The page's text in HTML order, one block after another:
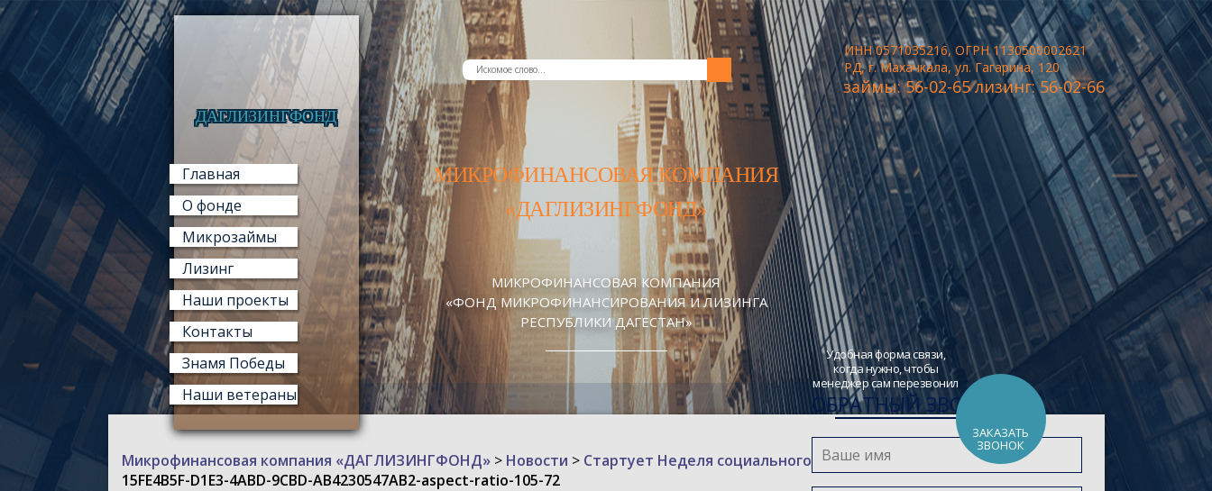
ДАГЛИЗИНГФОНД
Главная
О фонде
Микрозаймы
Лизинг
Наши проекты
Контакты
Знамя Победы
Наши ветераны
ИНН 0571035216, ОГРН 1130500002621
РД, г. Махачкала, ул. Гагарина, 120
займы: 56-02-65 лизинг: 56-02-66
МИКРОФИНАНСОВАЯ КОМПАНИЯ
«ДАГЛИЗИНГФОНД»
МИКРОФИНАНСОВАЯ КОМПАНИЯ
«ФОНД МИКРОФИНАНСИРОВАНИЯ И ЛИЗИНГА
РЕСПУБЛИКИ ДАГЕСТАН»
ЗАКАЗАТЬ
ЗВОНОК
Удобная форма связи,
когда нужно, чтобы
менеджер сам перезвонил
ОБРАТНЫЙ ЗВОНОК
Микрофинансовая компания «ДАГЛИЗИНГФОНД»> Новости > Стартует Неделя социального предпринимательства>
15FE4B5F-D1E3-4ABD-9CBD-AB4230547AB2-aspect-ratio-105-72